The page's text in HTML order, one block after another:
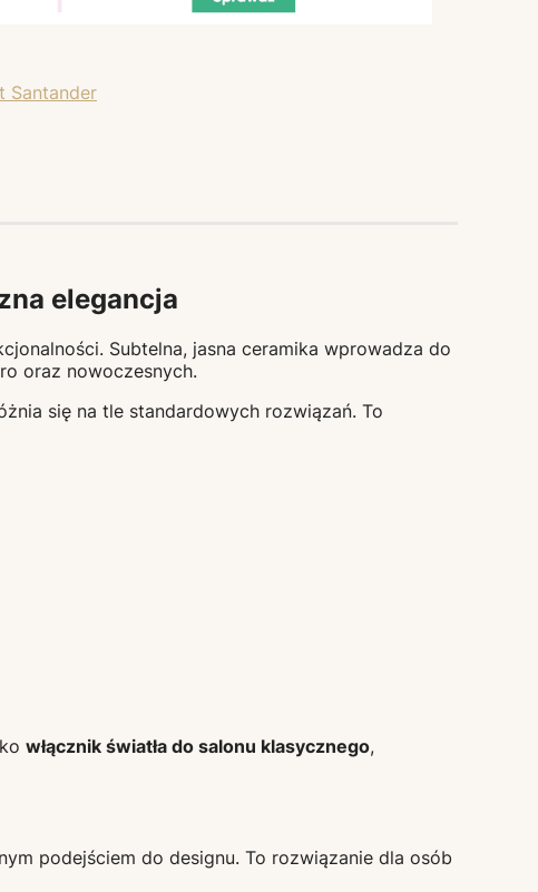
elegancja
Subtelna, jasna ceramika wprowadza do
oraz nowoczesnych.
się na tle standardowych rozwiązań. To
włącznik światła do salonu klasycznego,
podejściem do designu. To rozwiązanie dla osób